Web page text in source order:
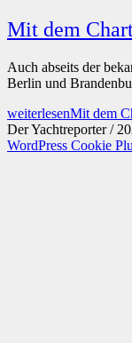
Mit dem
Auch abseits der
Berlin und
weiterlesenMit dem
Der Yachtreporter /
WordPress Cookie